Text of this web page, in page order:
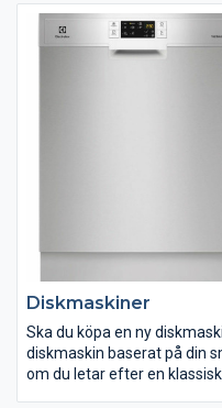
maskin till. Här hittar du
köksmaskin blir jobbet i
din köksmaskin på ELON.se.
Diskmaskiner
Ska du köpa en ny
diskmaskin baserat på din
om du letar efter en